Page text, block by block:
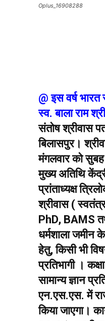
Oplus_16908288
@ इस वर्ष भारत
स्व. बाला राम
संतोष श्रीवास
बिलासपुर।
मंगलवार को सुबह
मुख्य अतिथि
प्रांताध्यक्ष
श्रीवास (
PhD, BAMS
धर्मशाला जमीन के
हेतु, किसी भी
प्रतिभागी ।
सामान्य ज्ञान
एन.एस.एस. में
किया जाएगा।